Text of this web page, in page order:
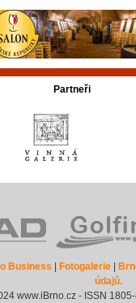
Partneři
Business Fotogalerie|
údajů.
www.iBrno.cz - ISSN